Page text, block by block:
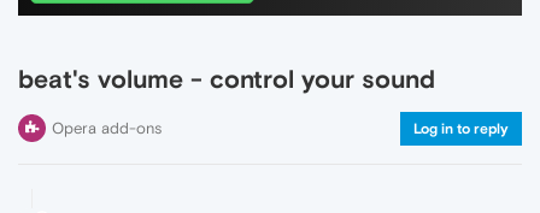
beat's volume - control your sound
Opera add-ons Log in to reply